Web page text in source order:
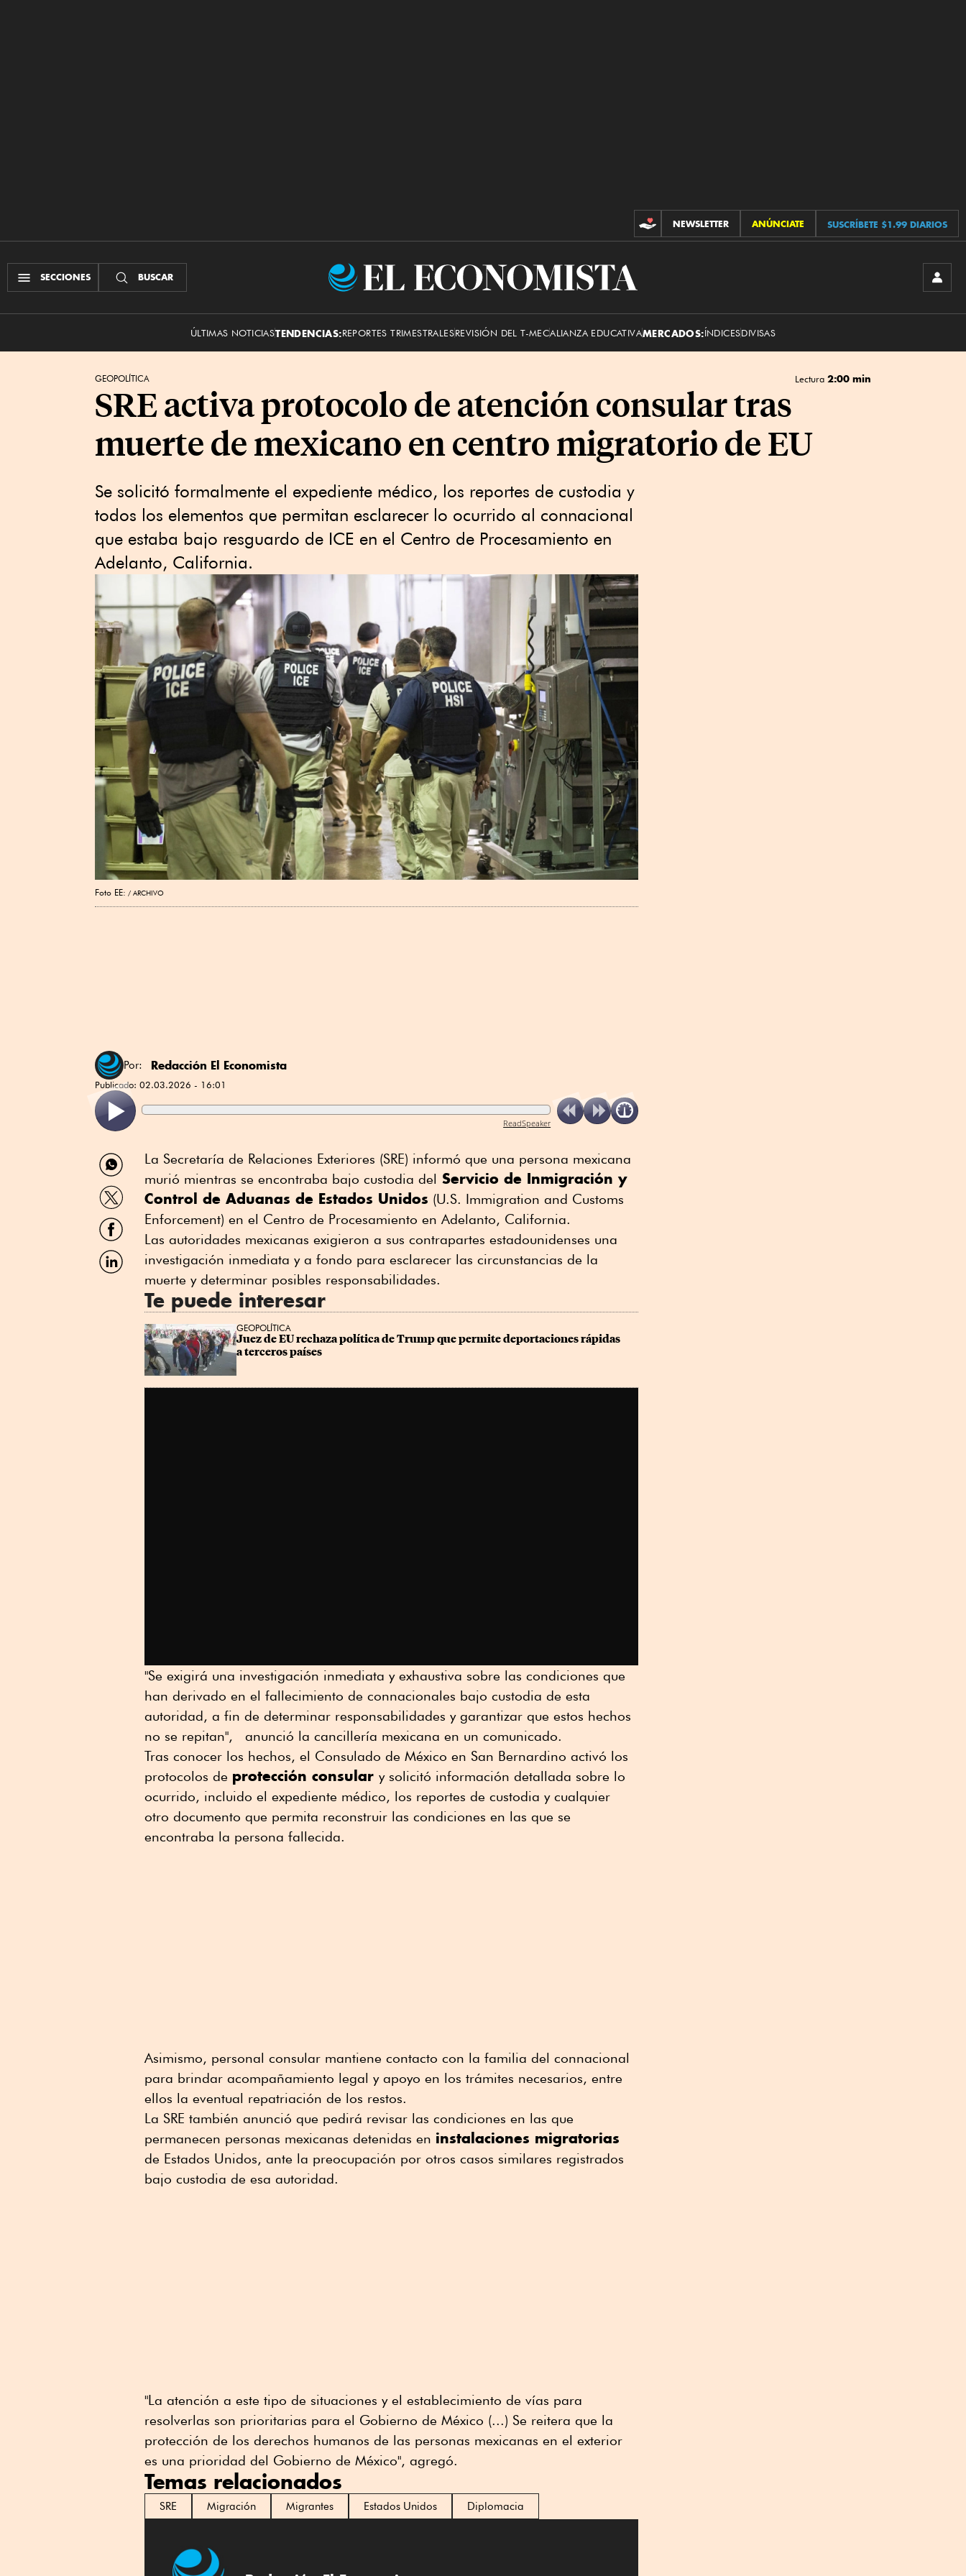
CONTRIBUCIONES
NEWSLETTER ANÚNCIATE SUSCRÍBETE $1.99 DIARIOS
SECCIONES BUSCAR
El
ÚLTIMAS NOTICIASTENDENCIAS:REPORTES TRIMESTRALESREVISIÓN DEL T-MECALIANZA EDUCATIVAMERCADOS:ÍNDICESDIVISAS
GEOPOLÍTICA Lectura 2:00 min
SRE activa protocolo de atención consular tras
muerte de mexicano en centro migratorio de EU
Se solicitó formalmente el expediente médico, los reportes de custodia y
todos los elementos que permitan esclarecer lo ocurrido al connacional
que estaba bajo resguardo de ICE en el Centro de Procesamiento en
Adelanto, California.
Foto EE: ARCHIVO
Por: Redacción El Economista
Publicado: 02.03.2026 - 16:01
ReadSpeaker
Compartir
por
WhatsApp
Compartir
por
Twitter
Compartir
por
Facebook
Compartir
por
La Secretaría de Relaciones Exteriores (SRE) informó que una persona mexicana
murió mientras se encontraba bajo custodia del Servicio de Inmigración y
Control de Aduanas de Estados Unidos (U.S. Immigration and Customs
Enforcement) en el Centro de Procesamiento en Adelanto, California.
Las autoridades mexicanas exigieron a sus contrapartes estadounidenses una
investigación inmediata y a fondo para esclarecer las circunstancias de la
muerte y determinar posibles responsabilidades.
Te puede interesar
GEOPOLÍTICA
Juez de EU rechaza política de Trump que permite deportaciones rápidas
a terceros países
"Se exigirá una investigación inmediata y exhaustiva sobre las condiciones que
han derivado en el fallecimiento de connacionales bajo custodia de esta
autoridad, a fin de determinar responsabilidades y garantizar que estos hechos
no se repitan", anunció la cancillería mexicana en un comunicado.
Tras conocer los hechos, el Consulado de México en San Bernardino activó los
protocolos de protección consular y solicitó información detallada sobre lo
ocurrido, incluido el expediente médico, los reportes de custodia y cualquier
otro documento que permita reconstruir las condiciones en las que se
encontraba la persona fallecida.
Asimismo, personal consular mantiene contacto con la familia del connacional
para brindar acompañamiento legal y apoyo en los trámites necesarios, entre
ellos la eventual repatriación de los restos.
La SRE también anunció que pedirá revisar las condiciones en las que
permanecen personas mexicanas detenidas en instalaciones migratorias
de Estados Unidos, ante la preocupación por otros casos similares registrados
bajo custodia de esa autoridad.
"La atención a este tipo de situaciones y el establecimiento de vías para
resolverlas son prioritarias para el Gobierno de México (...) Se reitera que la
protección de los derechos humanos de las personas mexicanas en el exterior
es una prioridad del Gobierno de México", agregó.
Temas relacionados
SRE Migración Migrantes Estados Unidos Diplomacia